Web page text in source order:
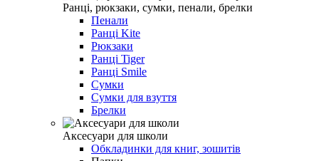
Ранці, рюкзаки, сумки, пенали, брелки
Пенали
Ранці Kite
Рюкзаки
Ранці Tiger
Ранці Smile
Сумки
Сумки для взуття
Брелки
Аксесуари для школи
Обкладинки для книг, зошитів